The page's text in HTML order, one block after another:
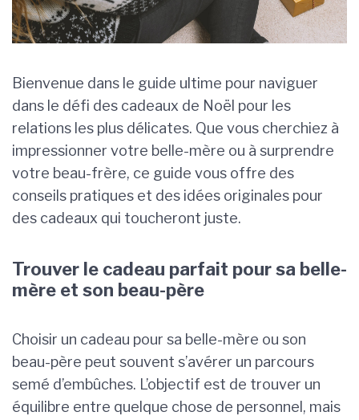
Bienvenue dans le guide ultime pour naviguer
dans le défi des cadeaux de Noël pour les
relations les plus délicates. Que vous cherchiez à
impressionner votre belle-mère ou à surprendre
votre beau-frère, ce guide vous offre des
conseils pratiques et des idées originales pour
des cadeaux qui toucheront juste.
Trouver le cadeau parfait pour sa belle-
mère et son beau-père
Choisir un cadeau pour sa belle-mère ou son
beau-père peut souvent s’avérer un parcours
semé d’embûches. L’objectif est de trouver un
équilibre entre quelque chose de personnel, mais